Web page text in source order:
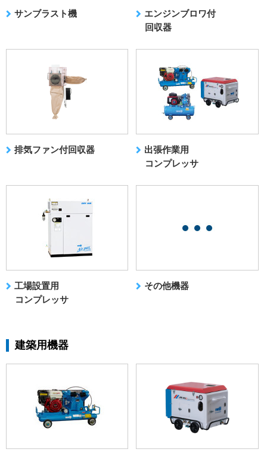
サンブラスト機
エンジンブロワ付
回収器
排気ファン付回収器
出張作業用
コンプレッサ
工場設置用
コンプレッサ
その他機器
建築用機器